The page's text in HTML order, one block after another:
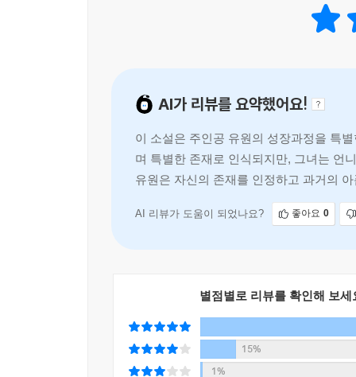
유원을 괴롭게 하는 존재는 또 있다. 사고 당시
어김없이 유원의 집을 찾는다. 그가 절뚝이며 거
전 인터넷 기사들에 달려 있는 익명의 댓글들, 여
상징’으로 불렸던 유원의 눈에 세상은 부조리 같
십이 년 전 기사에는 ‘희망’이나 ‘기적’이나 ‘
되어 준다는 걸 깨닫는다.
“죄책감의 문제는 미안함으로만 끝나는 것이 아
자신에 대한 분노를 금세 타인에 대한 분노로 옮
AI가 리뷰를 요약했어요!
이 소설은 주인공 유원의 성장과정을 특
며 특별한 존재로 인식되지만, 그녀는 언
유원은 자신의 존재를 인정하고 과거의
AI 리뷰가 도움이 되었나요? 좋아요 0
별점별로 리뷰를 확인해 보세
15%
1%